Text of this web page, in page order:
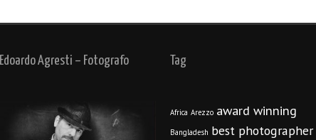
Edoardo Agresti – Fotografo Tag
Africa Arezzo award winning
Bangladesh best photographer